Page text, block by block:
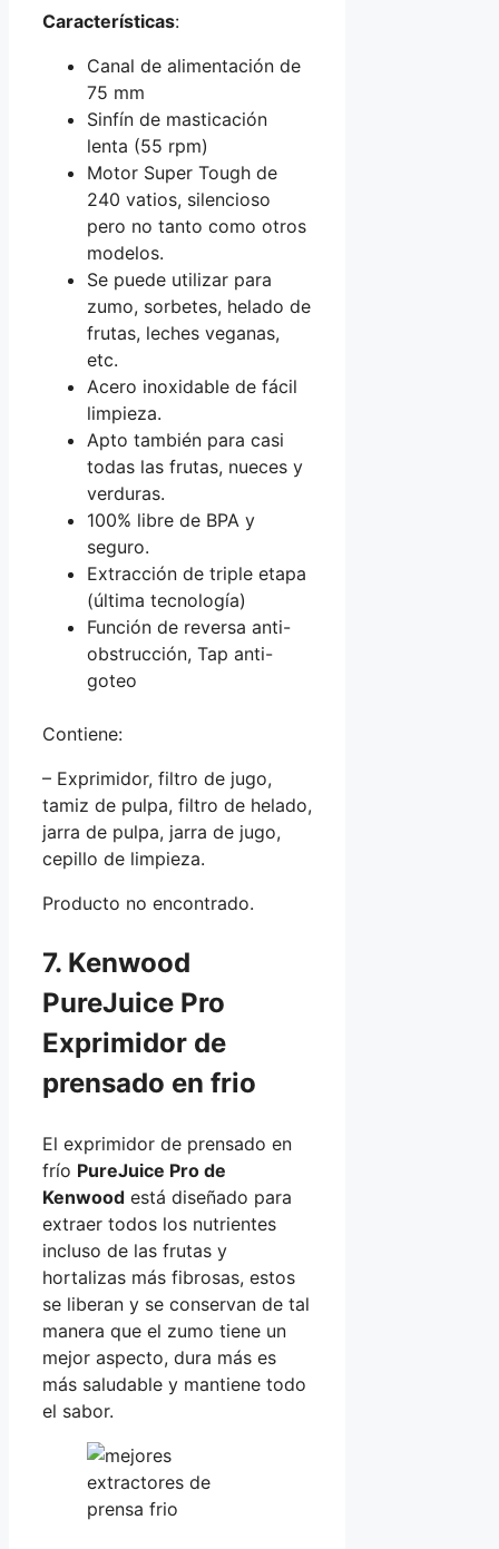
Características:
Canal de alimentación de
75 mm
Sinfín de masticación
lenta (55 rpm)
Motor Super Tough de
240 vatios, silencioso
pero no tanto como otros
modelos.
Se puede utilizar para
zumo, sorbetes, helado de
frutas, leches veganas,
etc.
Acero inoxidable de fácil
limpieza.
Apto también para casi
todas las frutas, nueces y
verduras.
100% libre de BPA y
seguro.
Extracción de triple etapa
(última tecnología)
Función de reversa anti-
obstrucción, Tap anti-
goteo
Contiene:
– Exprimidor, filtro de jugo,
tamiz de pulpa, filtro de helado,
jarra de pulpa, jarra de jugo,
cepillo de limpieza.
Producto no encontrado.
7. Kenwood
PureJuice Pro
Exprimidor de
prensado en frio
El exprimidor de prensado en
frío PureJuice Pro de
Kenwood está diseñado para
extraer todos los nutrientes
incluso de las frutas y
hortalizas más fibrosas, estos
se liberan y se conservan de tal
manera que el zumo tiene un
mejor aspecto, dura más es
más saludable y mantiene todo
el sabor.